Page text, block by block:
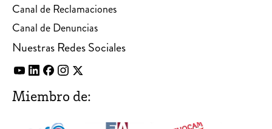
Canal de Reclamaciones
Canal de Denuncias
Nuestras Redes Sociales
Miembro de: